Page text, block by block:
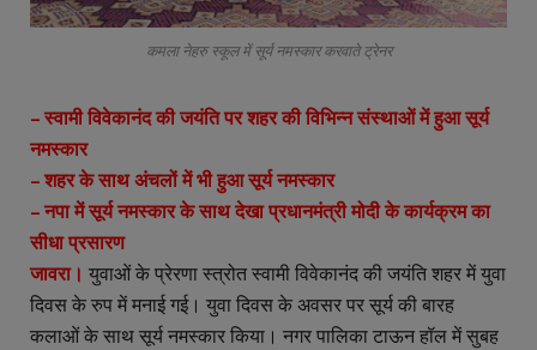
कमला नेहरु स्कूल में सूर्य नमस्कार करवाते ट्रेनर
– स्वामी विवेकानंद की जयंति पर शहर की विभिन्न संस्थाओं में हुआ सूर्य
नमस्कार
– शहर के साथ अंचलों में भी हुआ सूर्य नमस्कार
– नपा में सूर्य नमस्कार के साथ देखा प्रधानमंत्री मोदी के कार्यक्रम का
सीधा प्रसारण
जावरा। युवाओं के प्रेरणा स्त्रोत स्वामी विवेकानंद की जयंति शहर में युवा
दिवस के रुप में मनाई गई। युवा दिवस के अवसर पर सूर्य की बारह
कलाओं के साथ सूर्य नमस्कार किया। नगर पालिका टाऊन हॉल में सुबह